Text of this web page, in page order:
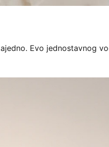
Evo jednostavnog